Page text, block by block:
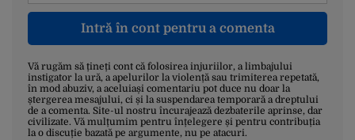
Intră în cont pentru a comenta
Vă rugăm să țineți cont că folosirea injuriilor, a limbajului
instigator la ură, a apelurilor la violență sau trimiterea repetată,
în mod abuziv, a aceluiași comentariu pot duce nu doar la
ștergerea mesajului, ci și la suspendarea temporară a dreptului
de a comenta. Site-ul nostru încurajează dezbaterile aprinse, dar
civilizate. Vă mulțumim pentru înțelegere și pentru contribuția
la o discuție bazată pe argumente, nu pe atacuri.